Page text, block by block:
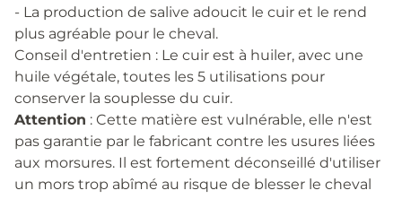
- La production de salive adoucit le cuir et le rend
plus agréable pour le cheval.
Conseil d'entretien : Le cuir est à huiler, avec une
huile végétale, toutes les 5 utilisations pour
conserver la souplesse du cuir.
Attention : Cette matière est vulnérable, elle n'est
pas garantie par le fabricant contre les usures liées
aux morsures. Il est fortement déconseillé d'utiliser
un mors trop abîmé au risque de blesser le cheval